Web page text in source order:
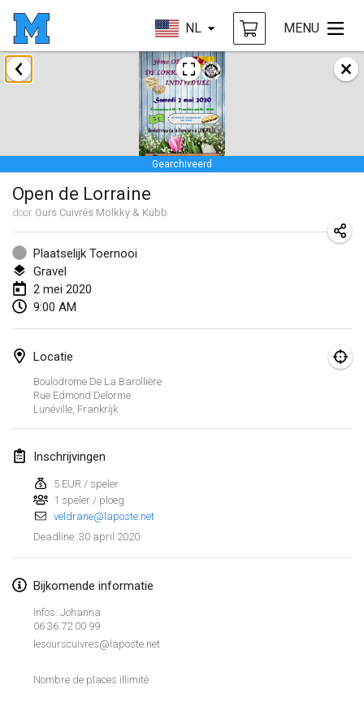
NL MENU
Weergave lijst
Gearchiveerd
Open de Lorraine
door Ours Cuivrés Mölkky & Kübb
Plaatselijk Toernooi
Gravel
2 mei 2020
9:00 AM
Locatie
Boulodrome De La Barollière
Rue Edmond Delorme
Lunéville, Frankrijk
Inschrijvingen
5 EUR / speler
1 speler / ploeg
veldrane@laposte.net
Deadline: 30 april 2020
Bijkomende informatie
Infos: Johanna
06 36 72 00 99
lesourscuivres@laposte.net
Nombre de places illimité
januari 2020
New Year's Throw Mölkky
Tsjechië
Tournoi Mixte ASPTTOM
11 jan. 2020|Frankrijk
Morukku tama League
12 jan. 2020|Japan
Ystävyysturnaus
18 jan. 2020
19 jan. 2020
Tournoi d'Hiver
Tournoi de Mölkky - Lesfous Dubâtonvaigeois
25 jan. 2020|
1 feb. 2020|België
Möl'Krêpes
1 feb. 2020|Frankrijk
Liekki Cup